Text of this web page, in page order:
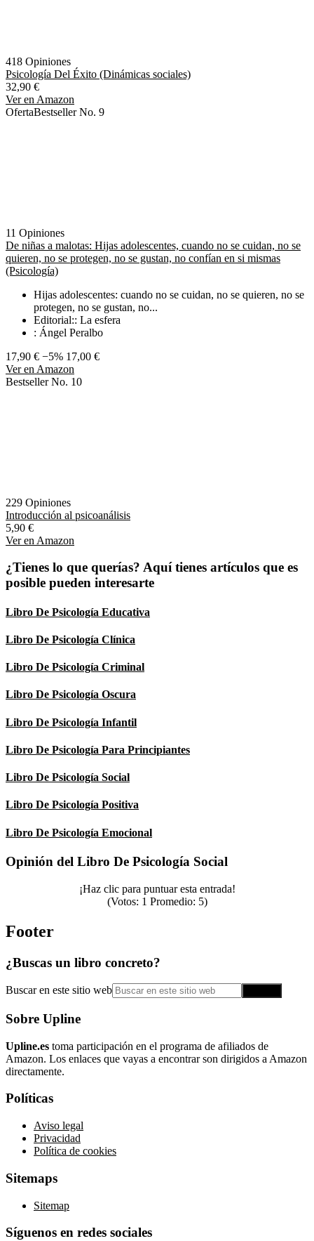
418 Opiniones
Psicología Del Éxito (Dinámicas sociales)
32,90 €
Ver en Amazon
OfertaBestseller No. 9
11 Opiniones
De niñas a malotas: Hijas adolescentes, cuando no se cuidan, no se
quieren, no se protegen, no se gustan, no confían en si mismas
(Psicología)
Hijas adolescentes: cuando no se cuidan, no se quieren, no se
protegen, no se gustan, no...
Editorial:: La esfera
: Ángel Peralbo
17,90 € −5% 17,00 €
Ver en Amazon
Bestseller No. 10
229 Opiniones
Introducción al psicoanálisis
5,90 €
Ver en Amazon
¿Tienes lo que querías? Aquí tienes artículos que es
posible pueden interesarte
Libro De Psicología Educativa
Libro De Psicología Clínica
Libro De Psicología Criminal
Libro De Psicología Oscura
Libro De Psicología Infantil
Libro De Psicología Para Principiantes
Libro De Psicología Social
Libro De Psicología Positiva
Libro De Psicología Emocional
Opinión del Libro De Psicología Social
¡Haz clic para puntuar esta entrada!
(Votos: 1 Promedio: 5)
Footer
¿Buscas un libro concreto?
Buscar en este sitio web
Sobre Upline
Upline.es toma participación en el programa de afiliados de
Amazon. Los enlaces que vayas a encontrar son dirigidos a Amazon
directamente.
Políticas
Aviso legal
Privacidad
Política de cookies
Sitemaps
Sitemap
Síguenos en redes sociales